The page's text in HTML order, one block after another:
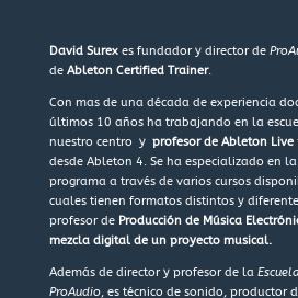
David Surex es fundador y director de
de Ableton Certified Trainer.
Con mas de una década de experiencia
últimos 10 años ha trabajando en la
nuestro centro y profesor de Ableton Live
desde Ableton 4. Se ha especializado en
programa a través de varios cursos
cuales tienen formatos distintos y
profesor de Producción de Música
mezcla digital de un proyecto musical.
Además de director y profesor de la
ProAudio, es técnico de sonido, productor